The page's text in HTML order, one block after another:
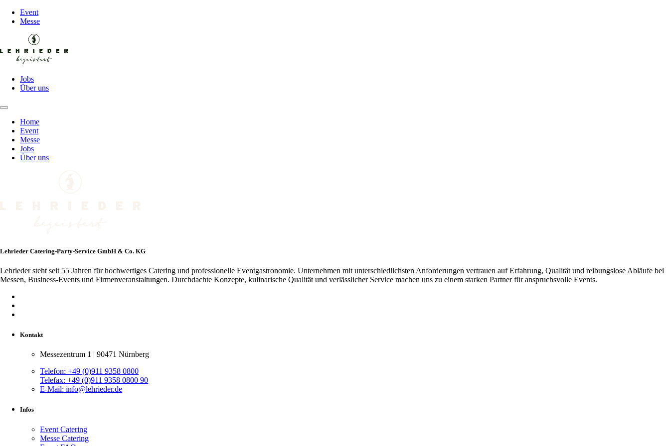
Event
Messe
Jobs
Über uns
Home
Event
Messe
Jobs
Über uns
Lehrieder Catering-Party-Service GmbH & Co. KG
Lehrieder steht seit 55 Jahren für hochwertiges Catering und professionelle Eventgastronomie. Unternehmen mit unterschiedlichsten Anforderungen vertrauen auf Erfahrung, Qualität und reibungslose Abläufe bei
Messen, Business-Events und Firmenveranstaltungen. Durchdachte Konzepte, kulinarische Qualität und verlässlicher Service machen uns zu einem starken Partner für anspruchsvolle Events.
Kontakt
Messezentrum 1 | 90471 Nürnberg
Telefon: +49 (0)911 9358 0800
Telefax: +49 (0)911 9358 0800 90
E-Mail: info@lehrieder.de
Infos
Event Catering
Messe Catering